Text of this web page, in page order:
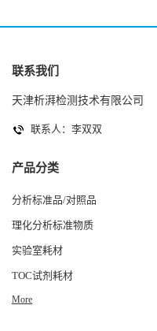
联系我们
天津析湃检测技术有限公司
联系人：李双双
产品分类
分析标准品/对照品
理化分析标准物质
实验室耗材
TOC试剂耗材
More